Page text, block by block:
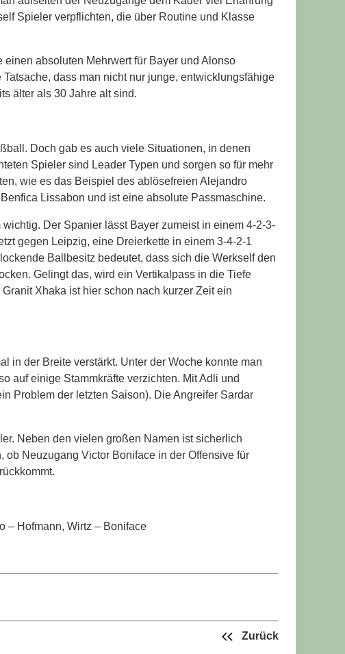
Spieler verpflichten, die über Routine und Klasse
absoluten Mehrwert für Bayer und Alonso
dass man nicht nur junge, entwicklungsfähige
älter als 30 Jahre alt sind.
Doch gab es auch viele Situationen, in denen
Spieler sind Leader Typen und sorgen so für mehr
wie es das Beispiel des ablösefreien Alejandro
Lissabon und ist eine absolute Passmaschine.
Der Spanier lässt Bayer zumeist in einem 4-2-3-
gegen Leipzig, eine Dreierkette in einem 3-4-2-1
Ballbesitz bedeutet, dass sich die Werkself den
Gelingt das, wird ein Vertikalpass in die Tiefe
Xhaka ist hier schon nach kurzer Zeit ein
in der Breite verstärkt. Unter der Woche konnte man
auf einige Stammkräfte verzichten. Mit Adli und
Problem der letzten Saison). Die Angreifer Sardar
Neben den vielen großen Namen ist sicherlich
ob Neuzugang Victor Boniface in der Offensive für
– Hofmann, Wirtz – Boniface
Zurück